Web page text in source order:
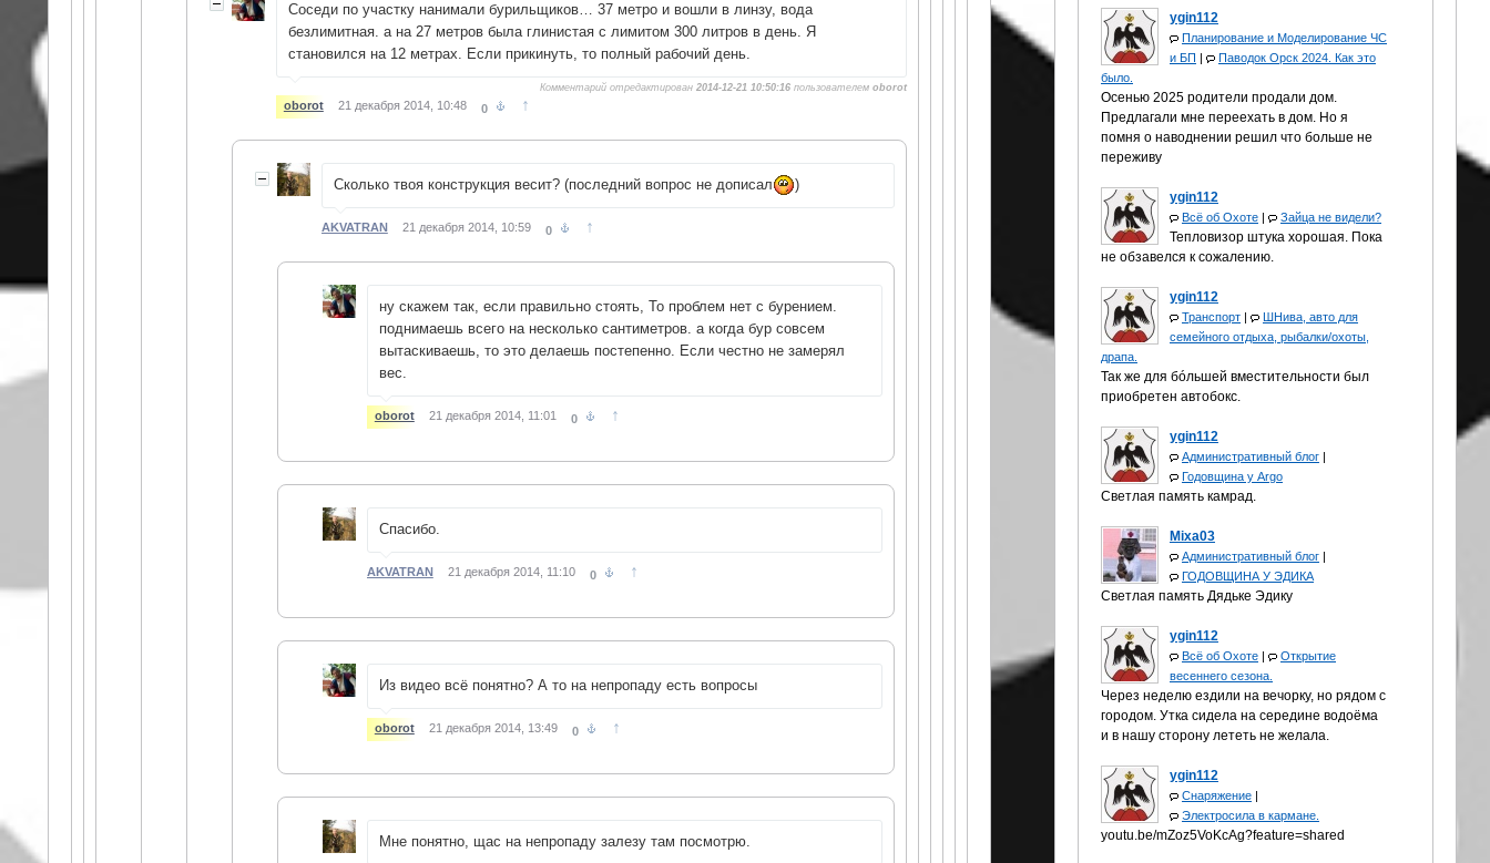
ygin112
Планирование и Моделирование ЧС
и БП |
Паводок Орск 2024. Как это
было.
Осенью 2025 родители продали дом.
Предлагали мне переехать в дом. Но я
помня о наводнении решил что больше не
переживу
ygin112
Всё об Охоте | Зайца не видели?
Тепловизор штука хорошая. Пока
не обзавелся к сожалению.
ygin112
Транспорт |
ШНива, авто для
семейного отдыха, рыбалки/охоты,
драпа.
Так же для бóльшей вместительности был
приобретен автобокс.
ygin112
Административный блог |
Годовщина у Аrgo
Светлая память камрад.
Mixa03
Административный блог |
ГОДОВЩИНА У ЭДИКА
Светлая память Дядьке Эдику
ygin112
Всё об Охоте |
Открытие
весеннего сезона.
Через неделю ездили на вечорку, но рядом с
городом. Утка сидела на середине водоёма
и в нашу сторону лететь не желала.
ygin112
Снаряжение |
Электросила в кармане.
youtu.be/mZoz5VoKcAg?feature=shared
Соседи по участку нанимали бурильщиков… 37 метро и вошли в линзу, вода
безлимитная. а на 27 метров была глинистая с лимитом 300 литров в день. Я
становился на 12 метрах. Если прикинуть, то полный рабочий день.
Комментарий отредактирован 2014-12-21 10:50:16пользователем oborot
oborot 21 декабря 2014, 10:48 0 ↑
Сколько твоя конструкция весит? (последний вопрос не дописал )
AKVATRAN 21 декабря 2014, 10:59 0 ↑
ну скажем так, если правильно стоять, То проблем нет с бурением.
поднимаешь всего на несколько сантиметров. а когда бур совсем
вытаскиваешь, то это делаешь постепенно. Если честно не замерял
вес.
oborot 21 декабря 2014, 11:01 0 ↑
Спасибо.
AKVATRAN 21 декабря 2014, 11:10 0 ↑
Из видео всё понятно? А то на непропаду есть вопросы
oborot 21 декабря 2014, 13:49 0 ↑
Мне понятно, щас на непропаду залезу там посмотрю.